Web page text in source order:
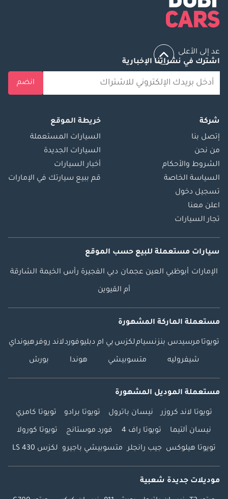
عد إلى الأعلى
اشترك في نشراتنا الإخبارية
انضم
شركة
إتصل بنا
من نحن
الشروط والأحكام
السياسة الخاصة
تسجيل دخول
اعلن معنا
تجار السيارات
خريطة الموقع
السيارات المستعملة
السيارات الجديدة
أخبار السيارات
قم ببيع سيارتك في الإمارات
سيارات مستعملة للبيع حسب الموقع
الإمارات أبوظبي العين عجمان دبي الفجيرة رأس الخيمة الشارقة
أم القيوين
مستعملة الماركة المشهورة
تويوتا مرسيدس بنزنسياملكزس بي ام دبليوفوردلاند روفرهيونداي
شيفروليه متسوبيشي هوندا بورش
مستعملة الموديل المشهورة
تويوتا لاند كروزر نيسان باترول تويوتا برادو تويوتا كامري
نيسان ألتيما تويوتا راف 4 فورد موستانج تويوتا كورولا
تويوتا هيلوكس جيب رانجلر متسوبيشي باجيرو لكزس LS 430
موديلات جديدة شعبية